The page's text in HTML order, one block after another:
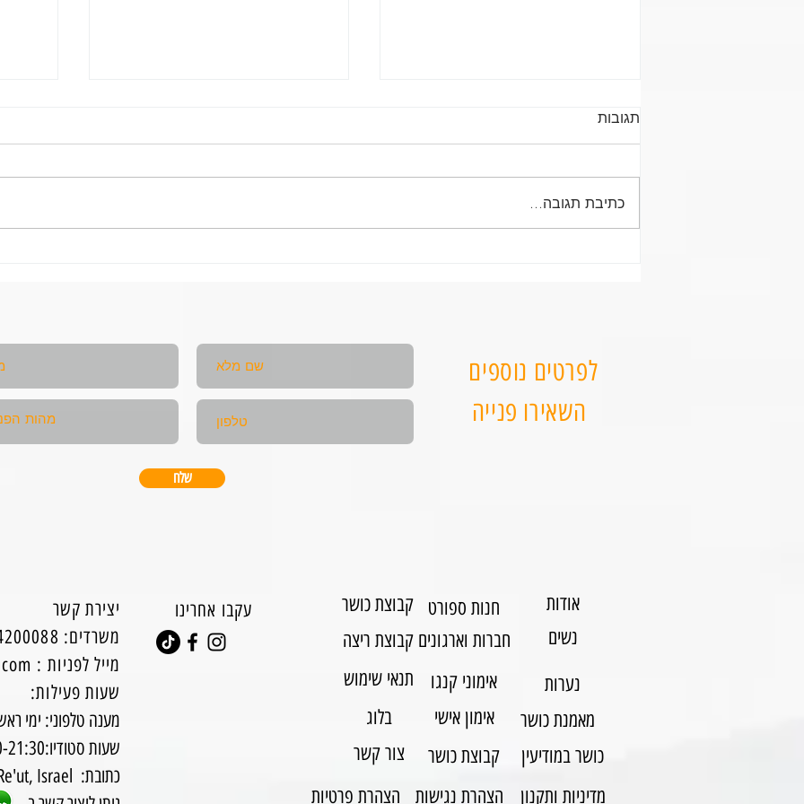
תגובות
כתיבת תגובה...
לפרטים נוספים
השאירו פנייה
שלח
יצירת קשר
0544200088 :משרדים
:מייל לפניות
:שעות פעילות
מענה טלפוני: ימי ראשון עד
שעות סטודיו:8:30-21:30
Modiin, Modi'in-Maccabim-Re'ut, Israel :כתובת
עקבו אחרינו
חנות ספורט
חברות וארגונים
נשים
אודות
קבוצת ריצה
קבוצת כושר
צור קשר
תנאי שימוש
נערות
בלוג
אימוני קנגו
קבוצת כושר
אימון אישי
מאמנת כושר
כושר במודיעין
מדיניות ותקנון
הצהרת נגישות הצהרת פרטיות